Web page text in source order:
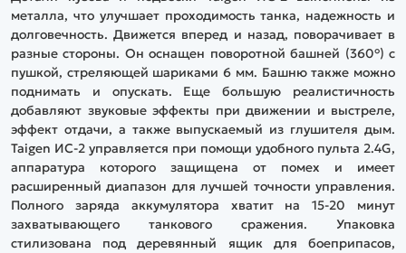
металла, что улучшает проходимость танка, надежность и
долговечность. Движется вперед и назад, поворачивает в
разные стороны. Он оснащен поворотной башней (360°) с
пушкой, стреляющей шариками 6 мм. Башню также можно
поднимать и опускать. Еще большую реалистичность
добавляют звуковые эффекты при движении и выстреле,
эффект отдачи, а также выпускаемый из глушителя дым.
Taigen ИС-2 управляется при помощи удобного пульта 2.4G,
аппаратура которого защищена от помех и имеет
расширенный диапазон для лучшей точности управления.
Полного заряда аккумулятора хватит на 15-20 минут
захватывающего танкового сражения. Упаковка
стилизована под деревянный ящик для боеприпасов,